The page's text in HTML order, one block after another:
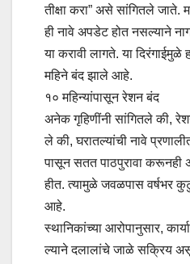
तीक्षा करा” असे सांगितले जाते.
ही नावे अपडेट होत नसल्याने
या करावी लागते. या
महिने बंद झाले आहे.
१० महिन्यांपासून रेशन बंद
अनेक गृहिणींनी सांगितले की,
ले की, घरातल्यांची नावे
पासून सतत पाठपुरावा करूनही
हीत. त्यामुळे जवळपास वर्षभर
आहे.
स्थानिकांच्या आरोपानुसार,
ल्याने दलालांचे जाळे सक्रिय